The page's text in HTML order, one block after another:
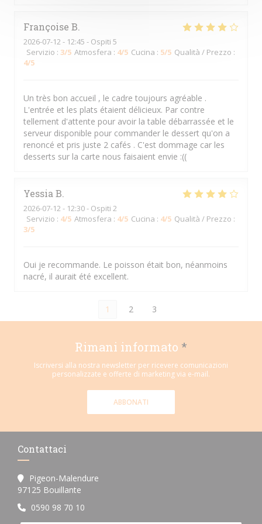
Françoise B
2026-07-12 - 12:45 - Ospiti 5
Servizio : 3/5 Atmosfera : 4/5 Cucina : 5/5 Qualità / Prezzo :
4/5
Un très bon accueil , le cadre toujours agréable .
L'entrée et les plats étaient délicieux. Par contre
tellement d'attente pour avoir la table débarrassée et le
serveur disponible pour commander le dessert qu'on a
renoncé et pris juste 2 cafés . C'est dommage car les
desserts sur la carte nous faisaient envie :((
Yessia B
2026-07-12 - 12:30 - Ospiti 2
Servizio : 4/5 Atmosfera : 4/5 Cucina : 4/5 Qualità / Prezzo :
3/5
Oui je recommande. Le poisson était bon, néanmoins
nacré, il aurait été excellent.
1 2 3
Rimani informato *
Iscriversi alla nostra newsletter per ricevere comunicazioni
personalizzate e offerte di marketing via e-mail.
ABBONATI
Contattaci
Pigeon-Malendure
97125 Bouillante
0590 98 70 10